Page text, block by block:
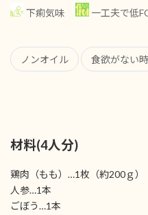
下痢気味 一工夫で低
ノンオイル 食欲がない
材料(4人分)
鶏肉（もも）…1枚（約200ｇ）
人参…1本
ごぼう…1本